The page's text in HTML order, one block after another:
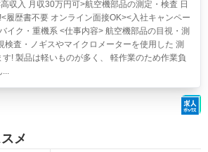
収入 月収30万円可>航空機部品の測定・検査 日
履歴書不要 オンライン面接OK><入社キャンペー
イク・重機系 <仕事内容> 航空機部品の目視・測
検査・ノギスやマイクロメーターを使用した 測
! 製品は軽いものが多く、 軽作業のため作業負
...
メ